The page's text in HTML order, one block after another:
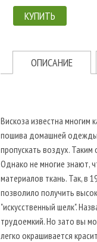
КУПИТЬ
ОПИСАНИЕ
Вискоза известна многим
пошива домашней одежды,
пропускать воздух.
Однако не многие знают,
материалов ткань. Так, в
позволило получить
"искусственный шелк".
трудоемкий. Но зато вы
легко окрашивается